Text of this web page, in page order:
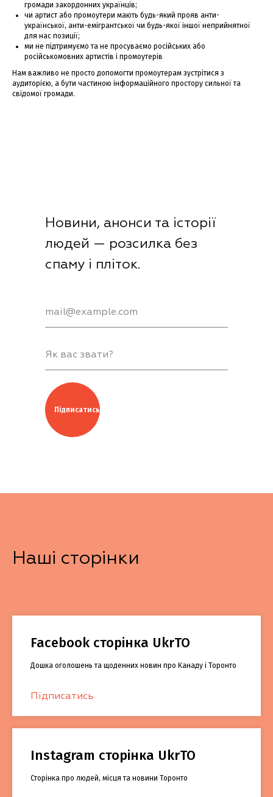
громади закордонних українців;
чи артист або промоутери мають будь-який прояв анти-
української, анти-емігрантської чи будь-якої іншої неприйнятної
для нас позиції;
ми не підтримуємо та не просуваємо російських або
російськомовних артистів і промоутерів
Нам важливо не просто допомогти промоутерам зустрітися з
аудиторією, а бути частиною інформаційного простору сильної та
свідомої громади.
Підписатись
Новини, анонси та історії
людей — розсилка без
спаму і пліток.
Наші сторінки
Facebook сторінка UkrTO
Дошка оголошень та щоденних новин про Канаду і Торонто
Підписатись
Instagram сторінка UkrTO
Сторінка про людей, місця та новини Торонто